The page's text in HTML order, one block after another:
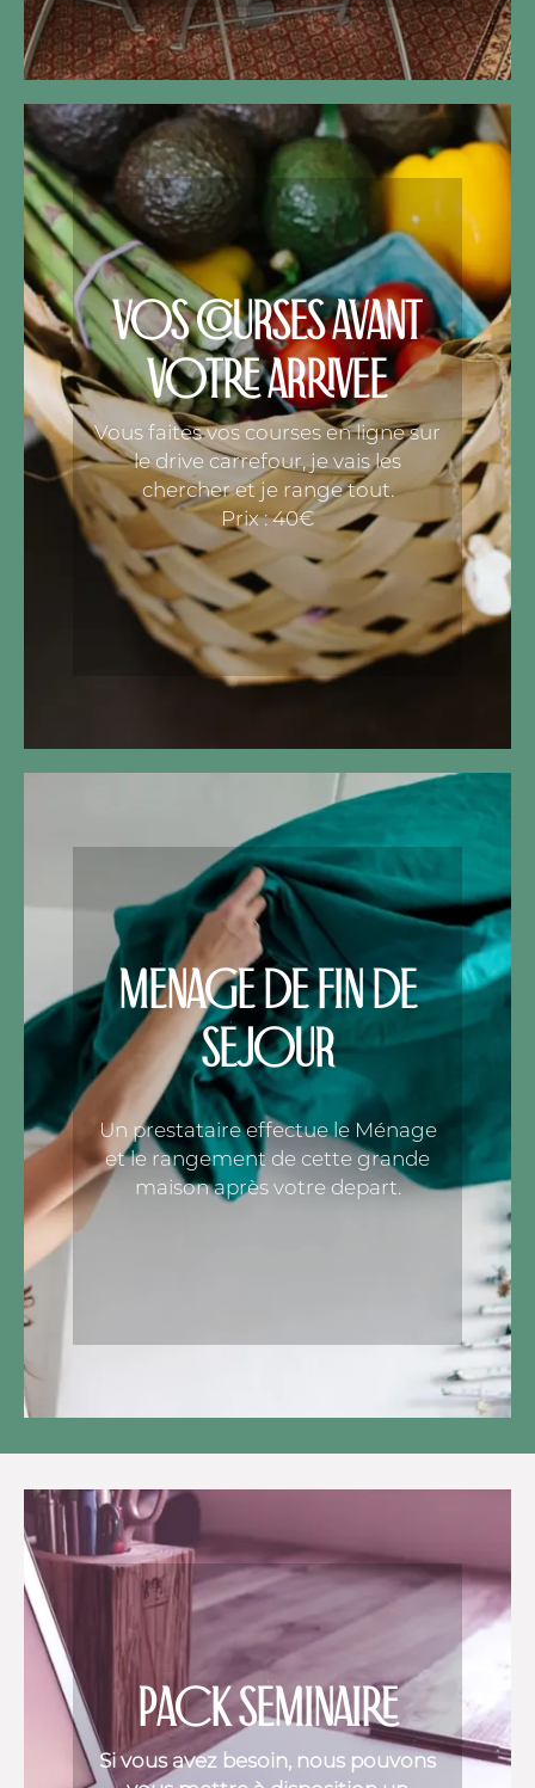
VOS COURSES AVANT
VOTRE ARRIVÉE
Vous faites vos courses en ligne sur
le drive carrefour, je vais les
chercher et je range tout.
Prix : 40€
MÉNAGE DE FIN DE
SÉJOUR
Un prestataire effectue le Ménage
et le rangement de cette grande
maison après votre depart.
PACK SÉMINAIRE
Si vous avez besoin, nous pouvons